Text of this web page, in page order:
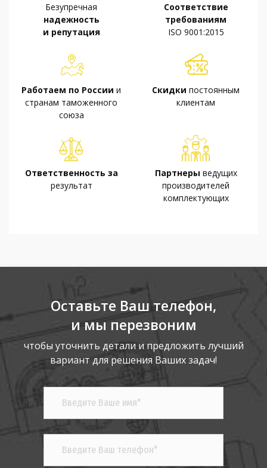
Безупречная
надежность
и репутация
Соответствие
требованиям
ISO 9001:2015
Работаем по России и
странам таможенного
союза
Скидки постоянным
клиентам
Ответственность за
результат
Партнеры ведущих
производителей
комплектующих
Оставьте Ваш телефон,
и мы перезвоним
чтобы уточнить детали и предложить лучший
вариант для решения Ваших задач!